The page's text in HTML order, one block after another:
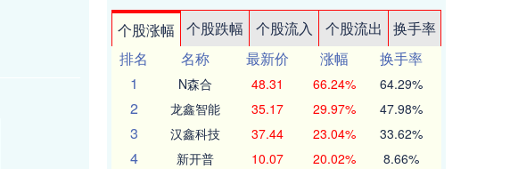
个股涨幅 个股跌幅 个股流入 个股流出
换手率
排名
名称 最新价 涨幅
换手率
1
N森合 48.31 66.24% 64.29%
2 龙鑫智能 35.17 29.97% 47.98%
3 汉鑫科技 37.44 23.04% 33.62%
4 新开普 10.07 20.02% 8.66%